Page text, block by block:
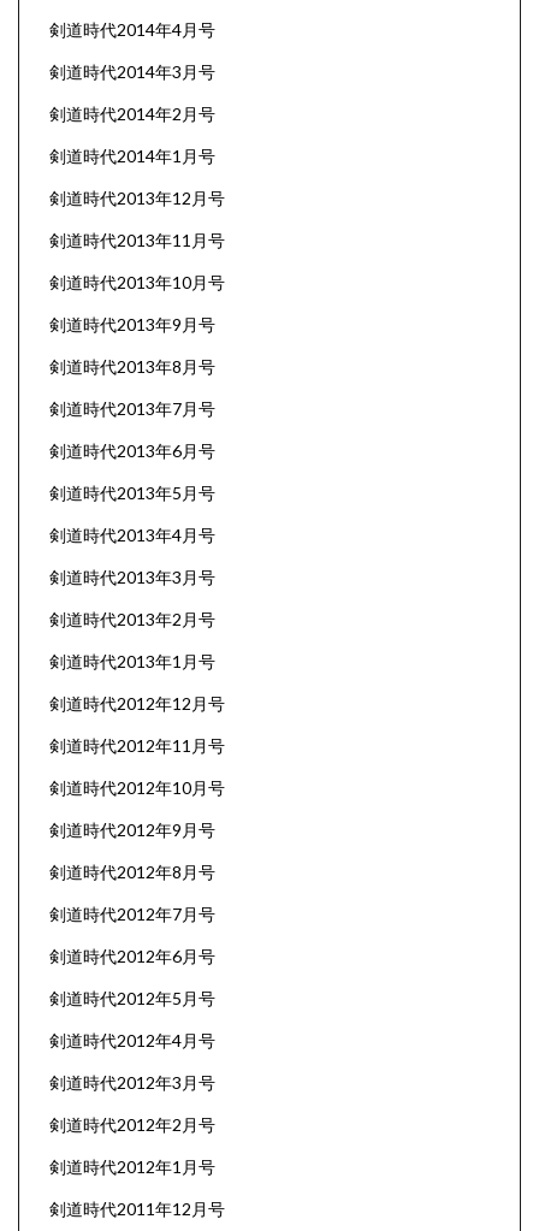
剣道時代2014年4月号
剣道時代2014年3月号
剣道時代2014年2月号
剣道時代2014年1月号
剣道時代2013年12月号
剣道時代2013年11月号
剣道時代2013年10月号
剣道時代2013年9月号
剣道時代2013年8月号
剣道時代2013年7月号
剣道時代2013年6月号
剣道時代2013年5月号
剣道時代2013年4月号
剣道時代2013年3月号
剣道時代2013年2月号
剣道時代2013年1月号
剣道時代2012年12月号
剣道時代2012年11月号
剣道時代2012年10月号
剣道時代2012年9月号
剣道時代2012年8月号
剣道時代2012年7月号
剣道時代2012年6月号
剣道時代2012年5月号
剣道時代2012年4月号
剣道時代2012年3月号
剣道時代2012年2月号
剣道時代2012年1月号
剣道時代2011年12月号